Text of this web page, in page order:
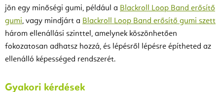
jön egy minőségi gumi, például a Blackroll Loop Band erősítő
gumi, vagy mindjárt a Blackroll Loop Band erősítő gumi szett
három ellenállási szinttel, amelynek köszönhetően
fokozatosan adhatsz hozzá, és lépésről lépésre építheted az
ellenálló képességed rendszerét.
Gyakori kérdések